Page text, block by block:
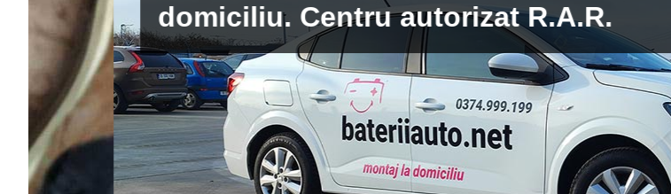
domiciliu. Centru autorizat R.A.R.